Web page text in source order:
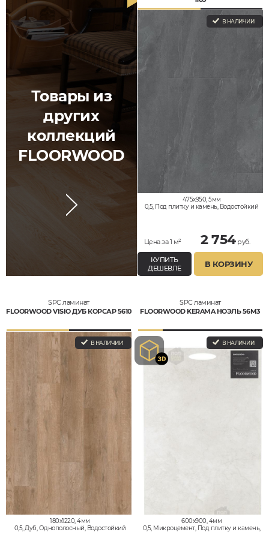
Товары из
других
коллекций
FLOORWOOD
В НАЛИЧИИ
475x950, 5мм
0,5, Под плитку и камень, Водостойкий
Цена за 1 м² 2 754руб.
КУПИТЬ
ДЕШЕВЛЕ
В КОРЗИНУ
SPC ламинат
FLOORWOOD VISIO ДУБ КОРСАР 5610
В НАЛИЧИИ
180x1220, 4мм
0,5, Дуб, Однополосный, Водостойкий
SPC ламинат
FLOORWOOD KERAMA НОЭЛЬ 56M3
В НАЛИЧИИ
600x900, 4мм
0,5, Микроцемент, Под плитку и камень,